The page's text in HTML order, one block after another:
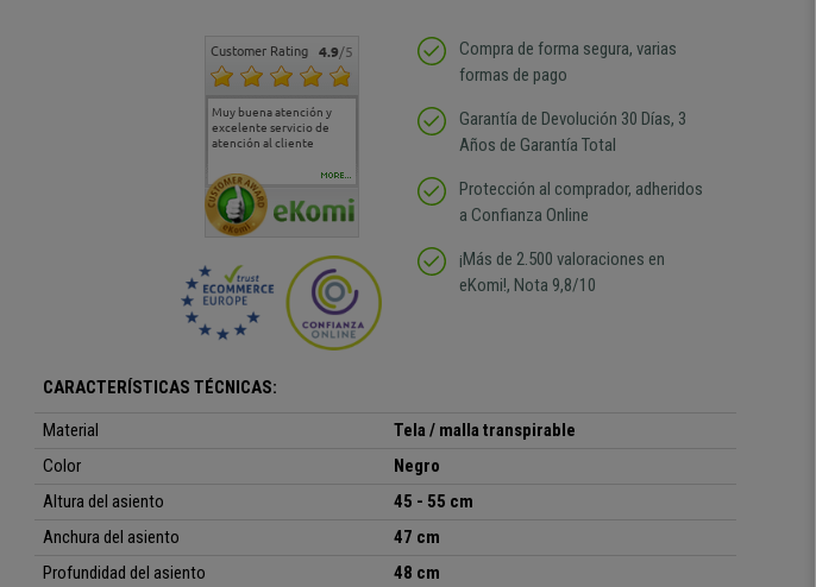
Customer Rating 4.9/5
Muy buena atención y
excelente servicio de
atención al cliente
Muy buena atención de
cara al asesoramiento
comercial y el envío ha
Si estoy contento
Excelente relacion
calidad precio Plazo de
MORE...
Compra de forma segura, varias
formas de pago
Garantía de Devolución 30 Días, 3
Años de Garantía Total
Protección al comprador, adheridos
a Confianza Online
¡Más de 2.500 valoraciones en
eKomi!, Nota 9,8/10
CARACTERÍSTICAS TÉCNICAS:
Material
Tela / malla transpirable
Color
Negro
Altura del asiento
45 - 55 cm
Anchura del asiento
47 cm
Profundidad del asiento
48 cm